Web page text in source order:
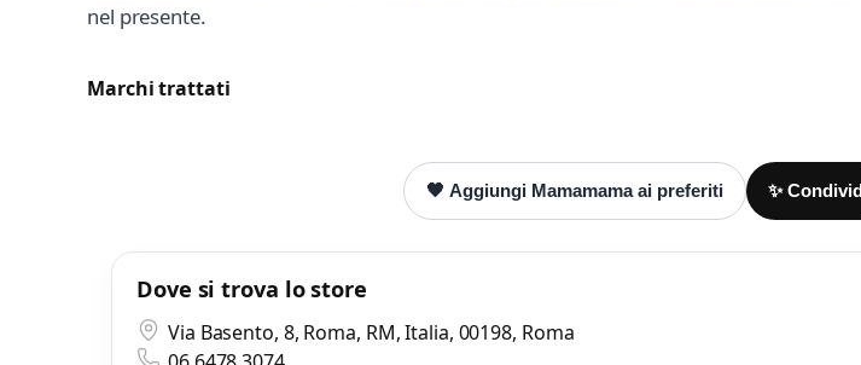
nel presente.
Marchi trattati
🖤 Aggiungi Mamamama ai preferiti ✨
Dove si trova lo store
Via Basento, 8, Roma, RM, Italia, 00198, Roma